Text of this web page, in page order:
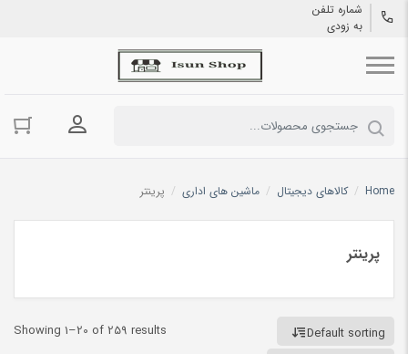
شماره تلفن
به زودی
ورود به
Home
/ کالاهای دیجیتال / ماشین های اداری / پرینتر
پرینتر
Showing 1–20 of 259 results
Default sorting